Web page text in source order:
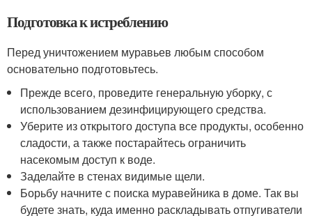
Подготовка к истреблению
Перед уничтожением муравьев любым способом
основательно подготовьтесь.
Прежде всего, проведите генеральную уборку, с
использованием дезинфицирующего средства.
Уберите из открытого доступа все продукты, особенно
сладости, а также постарайтесь ограничить
насекомым доступ к воде.
Заделайте в стенах видимые щели.
Борьбу начните с поиска муравейника в доме. Так вы
будете знать, куда именно раскладывать отпугиватели